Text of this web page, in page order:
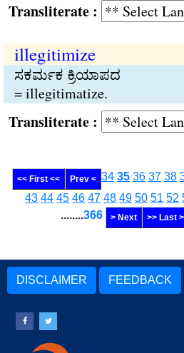
:
illegitimize
ಸಕರ್ಮಕ ಕ್ರಿಯಾಪದ
= illegitimatize.
:
<< First << Prev < 34 35 36 37 38
43 44 45 46 47 48 49 50 51 52
........366 > Next >> Last
DISCLAIMER FEEDBACK